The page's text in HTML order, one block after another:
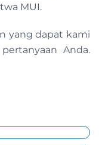
MUI.
yang dapat kami
Anda.